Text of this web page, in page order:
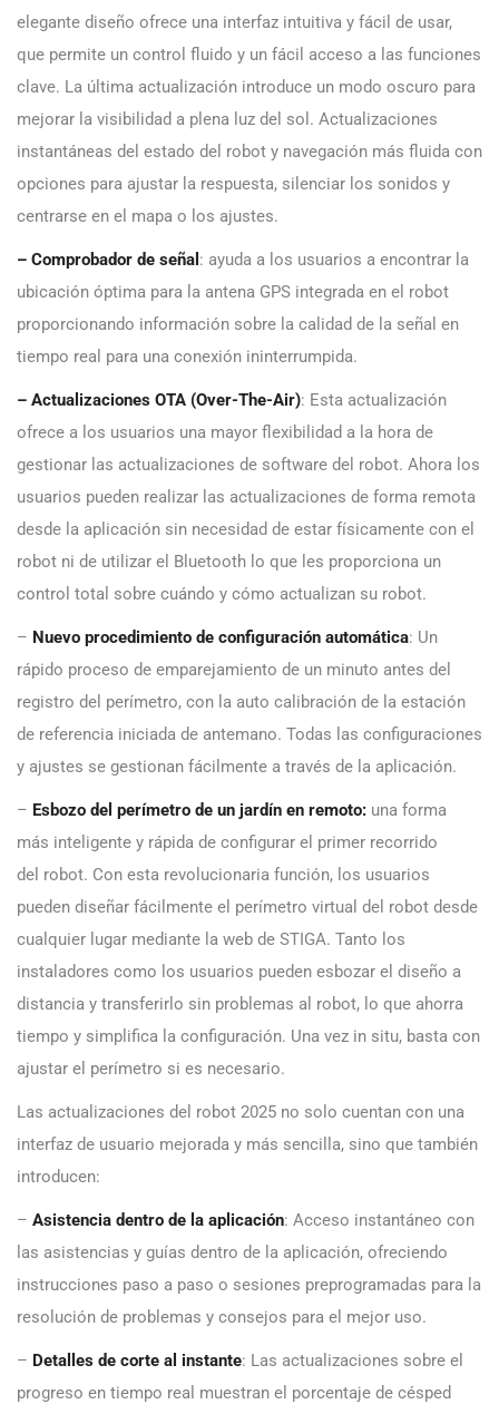
elegante diseño ofrece una interfaz intuitiva y fácil de usar,
que permite un control fluido y un fácil acceso a las funciones
clave. La última actualización introduce un modo oscuro para
mejorar la visibilidad a plena luz del sol. Actualizaciones
instantáneas del estado del robot y navegación más fluida con
opciones para ajustar la respuesta, silenciar los sonidos y
centrarse en el mapa o los ajustes.
– Comprobador de señal : ayuda a los usuarios a encontrar la
ubicación óptima para la antena GPS integrada en el robot
proporcionando información sobre la calidad de la señal en
tiempo real para una conexión ininterrumpida.
– Actualizaciones OTA (Over-The-Air): Esta actualización
ofrece a los usuarios una mayor flexibilidad a la hora de
gestionar las actualizaciones de software del robot. Ahora los
usuarios pueden realizar las actualizaciones de forma remota
desde la aplicación sin necesidad de estar físicamente con el
robot ni de utilizar el Bluetooth lo que les proporciona un
control total sobre cuándo y cómo actualizan su robot.
– Nuevo procedimiento de configuración automática: Un
rápido proceso de emparejamiento de un minuto antes del
registro del perímetro, con la auto calibración de la estación
de referencia iniciada de antemano. Todas las configuraciones
y ajustes se gestionan fácilmente a través de la aplicación.
– Esbozo del perímetro de un jardín en remoto: una forma
más inteligente y rápida de configurar el primer recorrido
del robot. Con esta revolucionaria función, los usuarios
pueden diseñar fácilmente el perímetro virtual del robot desde
cualquier lugar mediante la web de STIGA. Tanto los
instaladores como los usuarios pueden esbozar el diseño a
distancia y transferirlo sin problemas al robot, lo que ahorra
tiempo y simplifica la configuración. Una vez in situ, basta con
ajustar el perímetro si es necesario.
Las actualizaciones del robot 2025 no solo cuentan con una
interfaz de usuario mejorada y más sencilla, sino que también
introducen:
– Asistencia dentro de la aplicación: Acceso instantáneo con
las asistencias y guías dentro de la aplicación, ofreciendo
instrucciones paso a paso o sesiones preprogramadas para la
resolución de problemas y consejos para el mejor uso.
– Detalles de corte al instante: Las actualizaciones sobre el
progreso en tiempo real muestran el porcentaje de césped